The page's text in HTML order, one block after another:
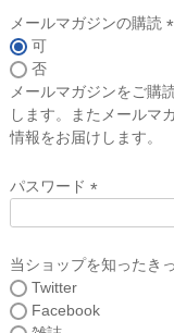
メールマガジンの購読
)
可
否
メールマガジンをご購
します。またメールマ
情報をお届けします。
パスワード
須
当ショップを知ったき
Twitter
Facebook